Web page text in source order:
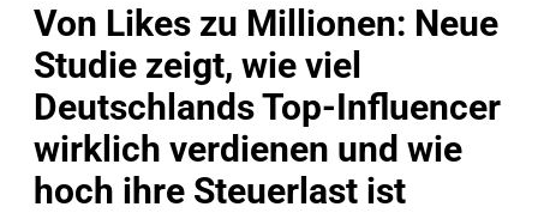
Von Likes zu Millionen: Neue
Studie zeigt, wie viel
Deutschlands Top-Influencer
wirklich verdienen und wie
hoch ihre Steuerlast ist